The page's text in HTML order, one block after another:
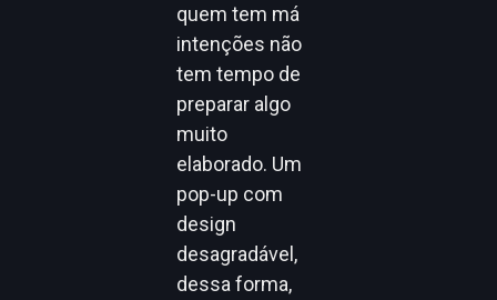
quem tem má
intenções não
tem tempo de
preparar algo
muito
elaborado. Um
pop-up com
design
desagradável,
dessa forma,